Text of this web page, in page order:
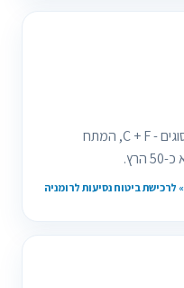
שקע החשמל ברומניה קיים בשני סוגים - C + F, המתח
» לרכישת ביטוח נסיעות לרומניה